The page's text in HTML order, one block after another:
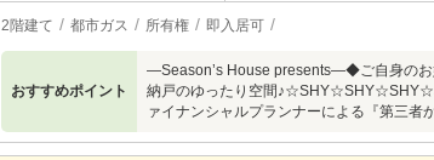
2階建て 都市ガス 所有権 即入居可
おすすめポイント
―Season’s House presents―◆ご自身のお
納戸のゆったり空間
ァイナンシャルプランナーによる『第三者